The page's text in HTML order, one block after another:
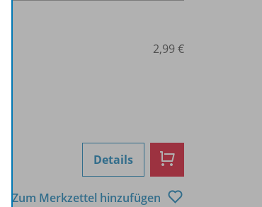
2,99 €
Details
Zum Merkzettel hinzufügen